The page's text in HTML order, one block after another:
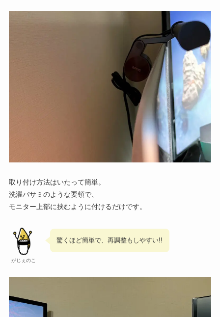
取り付け方法はいたって簡単。
洗濯バサミのような要領で、
モニター上部に挟むように付けるだけです。
がじぇのこ
驚くほど簡単で、再調整もしやすい!!